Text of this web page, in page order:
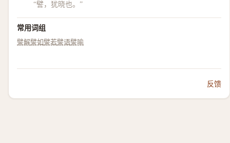
“譬，犹晓也。”
常用词组
譬解譬如譬若譬语譬喻
反馈